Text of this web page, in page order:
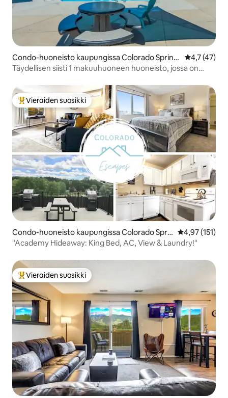
Condo-huoneisto kaupungissa Colorado Spring
s
4,7 (47)
Täydellisen siisti 1 makuuhuoneen huoneisto, jossa on
Vieraiden suosikkien parhaimmistoa
Vieraiden suosikki
Condo-huoneisto kaupungissa Colorado Sprin
gs
4,97 (151)
"Academy Hideaway: King Bed, AC, View & Laundry!"
Vieraiden suosikkien parhaimmistoa
Vieraiden suosikki